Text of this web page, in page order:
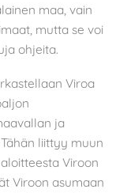
maa, vain
mutta se voi
ohjeita.
Viroa
ja
liittyy muun
Viroon
Viroon asumaan